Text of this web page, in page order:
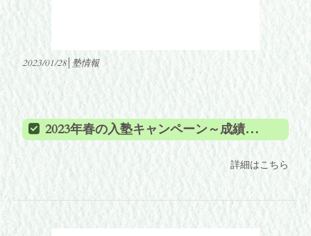
2023/01/28│塾情報
2023年春の入塾キャンペーン～成績向上の鍵はスタートダッシュ！～
詳細はこちら